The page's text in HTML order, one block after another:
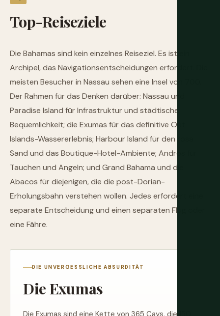
Top-Reiseziele
Die Bahamas sind kein einzelnes Reiseziel. Es ist ein
Archipel, das Navigationsentscheidungen erfordert. Die
meisten Besucher in Nassau sehen eine Insel von 700.
Der Rahmen für das Denken darüber: Nassau und
Paradise Island für Infrastruktur und städtische
Bequemlichkeit; die Exumas für das definitive Out-
Islands-Wassererlebnis; Harbour Island für den rosa
Sand und das Boutique-Hotel-Ambiente; Andros für
Tauchen und Angeln; und Grand Bahama und die
Abacos für diejenigen, die die post-Dorian-
Erholungsbahn verstehen wollen. Jedes erfordert eine
separate Entscheidung und einen separaten Flug oder
eine Fähre.
DIE UNVERGESSLICHE ABSURDITÄT
Die Exumas
Die Exumas sind eine Kette von 365 Cays, die 150